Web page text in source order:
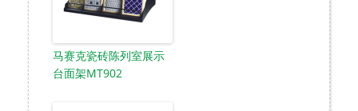
马赛克瓷砖陈列室展示
台面架MT902